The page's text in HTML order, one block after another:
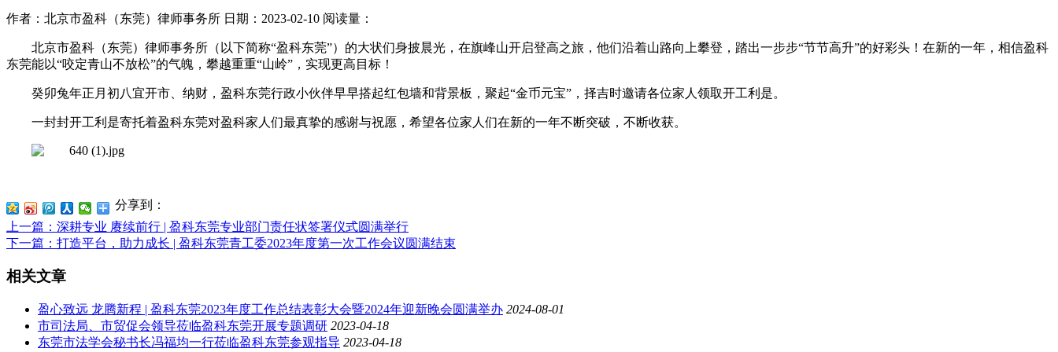
作者：北京市盈科（东莞）律师事务所 日期：2023-02-10 阅读量：
北京市盈科（东莞）律师事务所（以下简称“盈科东莞”）的大状们身披晨光，在旗峰山开启登高之旅，他们沿着山路向上攀登，踏出一步步“节节高升”的好彩头！在新的一年，相信盈科
东莞能以“咬定青山不放松”的气魄，攀越重重“山岭”，实现更高目标！
癸卯兔年正月初八宜开市、纳财，盈科东莞行政小伙伴早早搭起红包墙和背景板，聚起“金币元宝”，择吉时邀请各位家人领取开工利是。
一封封开工利是寄托着盈科东莞对盈科家人们最真挚的感谢与祝愿，希望各位家人们在新的一年不断突破，不断收获。
分享到：
上一篇 ：深耕专业 赓续前行 | 盈科东莞专业部门责任状签署仪式圆满举行
下一篇 ：打造平台，助力成长 | 盈科东莞青工委2023年度第一次工作会议圆满结束
相关文章
盈心致远 龙腾新程 | 盈科东莞2023年度工作总结表彰大会暨2024年迎新晚会圆满举办 2024-08-01
市司法局、市贸促会领导莅临盈科东莞开展专题调研 2023-04-18
东莞市法学会秘书长冯福均一行莅临盈科东莞参观指导 2023-04-18